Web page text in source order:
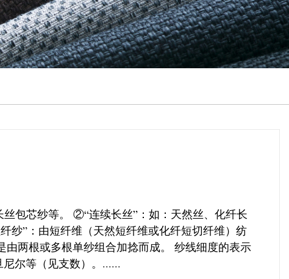
包芯纱等。 ②“连续长丝”：如：天然丝、化纤长
纱”：由短纤维（天然短纤维或化纤短切纤维）纺
两根或多根单纱组合加捻而成。 纱线细度的表示
尔等（见支数）。......